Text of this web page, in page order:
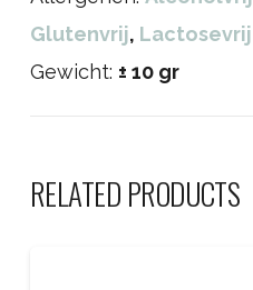
Glutenvrij, Lactosevrij
Gewicht: ± 10 gr
RELATED PRODUCTS